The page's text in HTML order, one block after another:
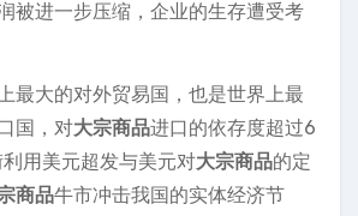
被进一步压缩，企业的生存遭受考
最大的对外贸易国，也是世界上最
国，对大宗商品进口的依存度超过6
用美元超发与美元对大宗商品的定
商品牛市冲击我国的实体经济节